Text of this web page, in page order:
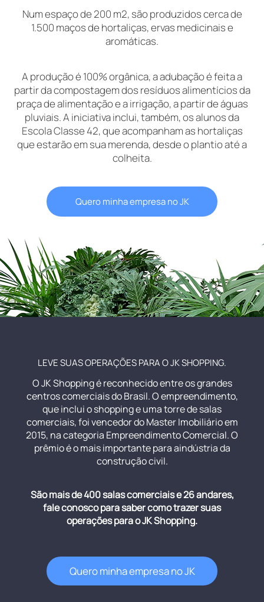
Num espaço de 200 m2, são produzidos cerca de
1.500 maços de hortaliças, ervas medicinais e
aromáticas.
A produção é 100% orgânica, a adubação é feita a
partir da compostagem dos resíduos alimentícios da
praça de alimentação e a irrigação, a partir de águas
pluviais. A iniciativa inclui, também, os alunos da
Escola Classe 42, que acompanham as hortaliças
que estarão em sua merenda, desde o plantio até a
colheita.
Quero minha empresa no JK
LEVE SUAS OPERAÇÕES PARA O JK SHOPPING.
O JK Shopping é reconhecido entre os grandes
centros comerciais do Brasil. O empreendimento,
que inclui o shopping e uma torre de salas
comerciais, foi vencedor do Master Imobiliário em
2015, na categoria Empreendimento Comercial. O
prêmio é o mais importante para aindústria da
construção civil.
São mais de 400 salas comerciais e 26 andares,
fale conosco para saber como trazer suas
operações para o JK Shopping.
Quero minha empresa no JK